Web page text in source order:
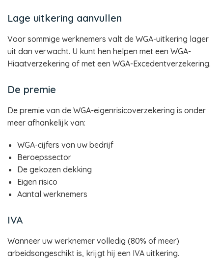
Lage uitkering aanvullen
Voor sommige werknemers valt de WGA-uitkering lager
uit dan verwacht. U kunt hen helpen met een WGA-
Hiaatverzekering of met een WGA-Excedentverzekering.
De premie
De premie van de WGA-eigenrisicoverzekering is onder
meer afhankelijk van:
WGA-cijfers van uw bedrijf
Beroepssector
De gekozen dekking
Eigen risico
Aantal werknemers
IVA
Wanneer uw werknemer volledig (80% of meer)
arbeidsongeschikt is, krijgt hij een IVA uitkering.